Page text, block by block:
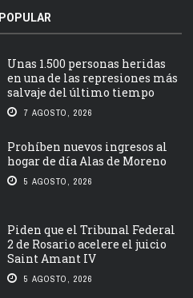
POPULAR
Unas 1.500 personas heridas
en una de las represiones más
salvaje del último tiempo
7 AGOSTO, 2026
Prohíben nuevos ingresos al
hogar de día Alas de Moreno
5 AGOSTO, 2026
Piden que el Tribunal Federal
2 de Rosario acelere el juicio
Saint Amant IV
5 AGOSTO, 2026